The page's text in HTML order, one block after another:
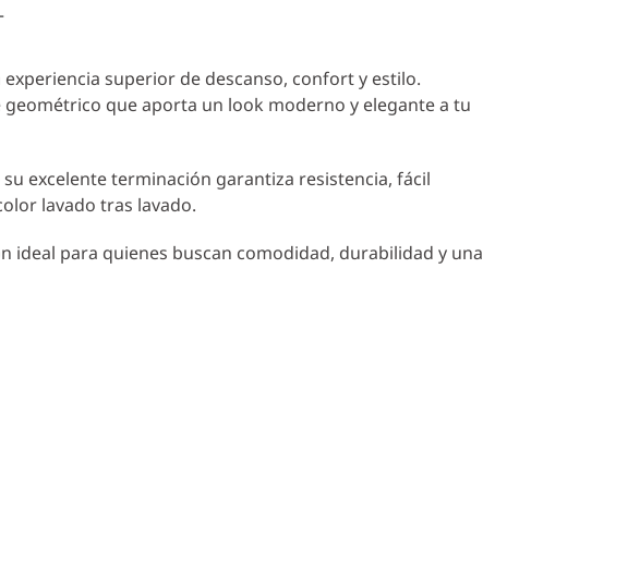
superior de descanso, confort y estilo.
que aporta un look moderno y elegante a tu
excelente terminación garantiza resistencia, fácil
lavado tras lavado.
para quienes buscan comodidad, durabilidad y una